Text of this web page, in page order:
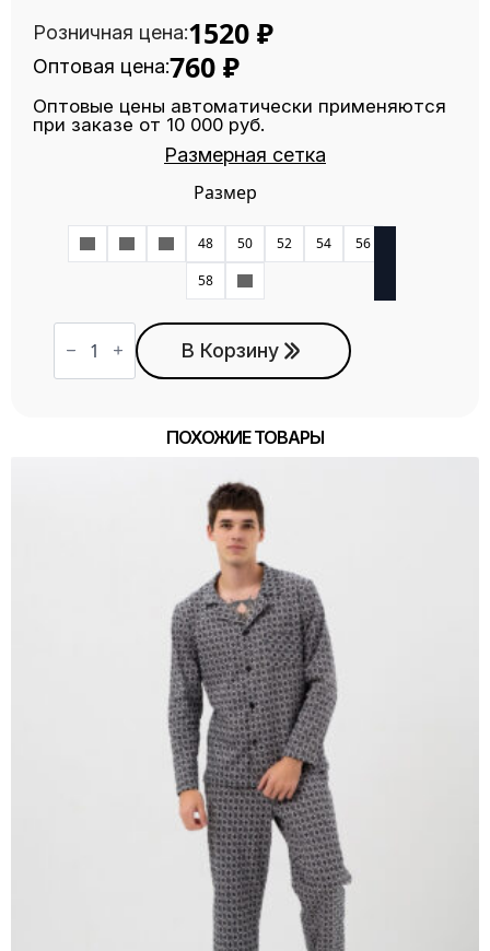
Розничная цена:1520 ₽
Оптовая цена:760 ₽
Оптовые цены автоматически применяются
при заказе от 10 000 руб.
Размерная сетка
Размер
42 44 46 48 50 52 54
56
58
60
Количество
товара
Костюм
ЗКМ-1
В Корзину
ПОХОЖИЕ ТОВАРЫ